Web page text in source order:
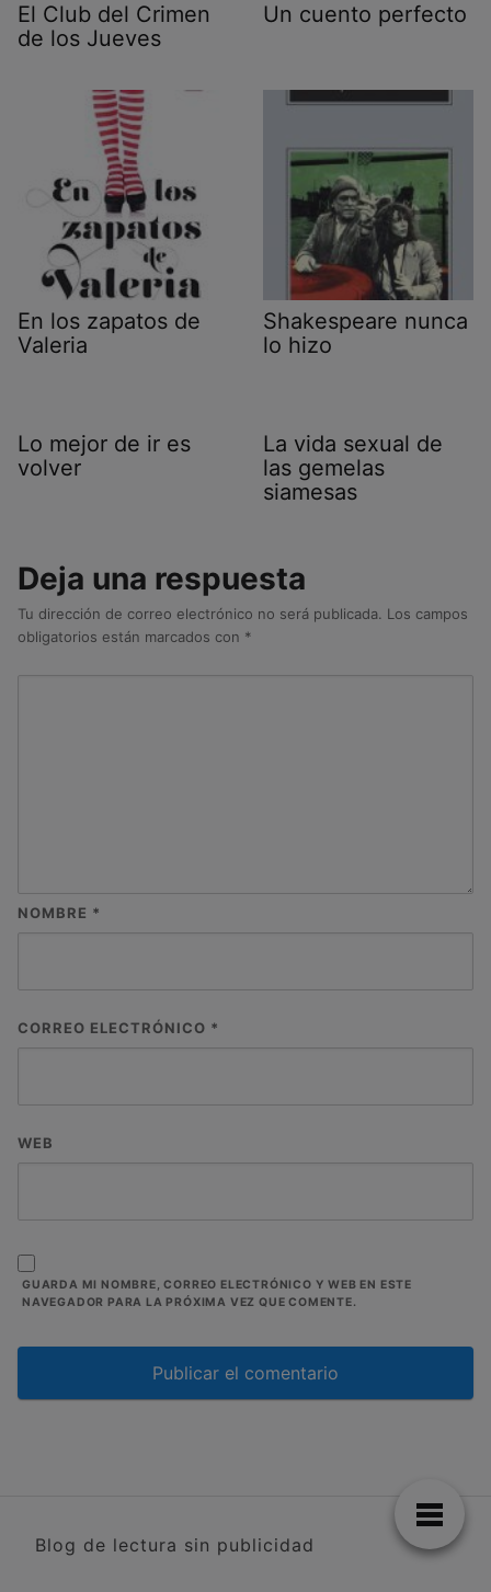
El Club del Crimen
de los Jueves
Un cuento perfecto
En los zapatos de
Valeria
Shakespeare nunca
lo hizo
Lo mejor de ir es
volver
La vida sexual de
las gemelas
siamesas
Deja una respuesta
Tu dirección de correo electrónico no será publicada. Los campos
obligatorios están marcados con *
NOMBRE *
CORREO ELECTRÓNICO *
WEB
GUARDA MI NOMBRE, CORREO ELECTRÓNICO Y WEB EN ESTE
NAVEGADOR PARA LA PRÓXIMA VEZ QUE COMENTE.
Blog de lectura sin publicidad